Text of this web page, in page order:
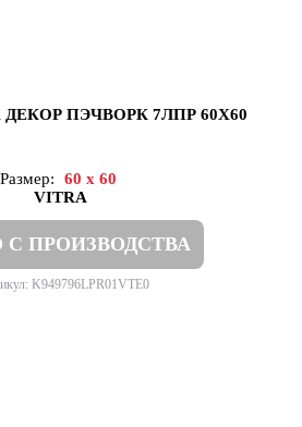
ДЕКОР ПЭЧВОРК 7ЛПР 60X60
Размер:
60 x 60
VITRA
С ПРОИЗВОДСТВА
K949796LPR01VTE0